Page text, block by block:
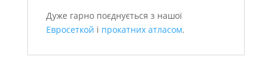
Дуже гарно поєднується з нашої
Евросеткой і прокатних атласом.